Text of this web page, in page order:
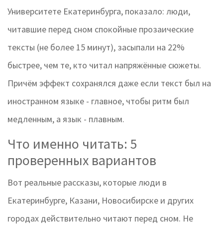
Университете Екатеринбурга, показало: люди,
читавшие перед сном спокойные прозаические
тексты (не более 15 минут), засыпали на 22%
быстрее, чем те, кто читал напряжённые сюжеты.
Причём эффект сохранялся даже если текст был на
иностранном языке - главное, чтобы ритм был
медленным, а язык - плавным.
Что именно читать: 5
проверенных вариантов
Вот реальные рассказы, которые люди в
Екатеринбурге, Казани, Новосибирске и других
городах действительно читают перед сном. Не